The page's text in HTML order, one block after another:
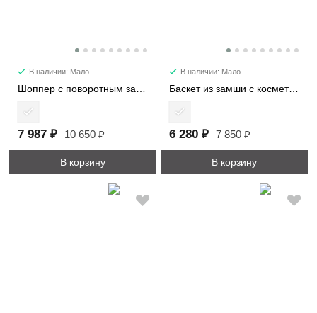
В наличии: Мало
7 987 ₽ 10 650 ₽
В корзину
В наличии: Мало
Баскет из замши с косметичкой 6785
6 280 ₽ 7 850 ₽
В корзину